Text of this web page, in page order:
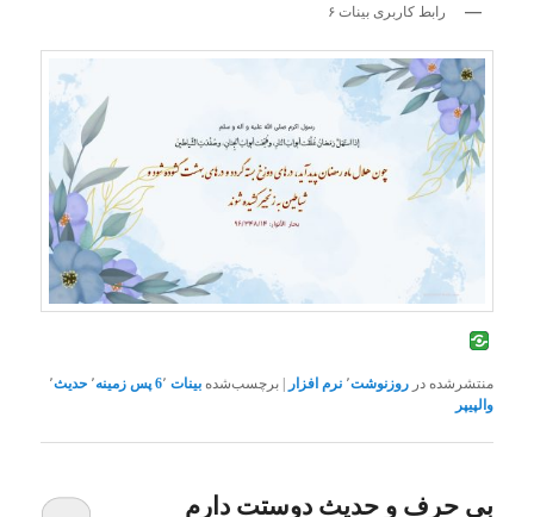
رابط کاربری بینات ۶
منتشرشده در روزنوشت٬ نرم افزار |برچسب‌شده بینات 6 ٬ پس زمینه٬ حدیث٬
والپیپر
بی حرف و حدیث دوستت دارم